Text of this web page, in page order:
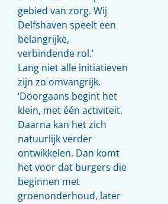
gebied van zorg. Wij
Delfshaven speelt een
belangrijke,
verbindende rol.’
Lang niet alle initiatieven
zijn zo omvangrijk.
‘Doorgaans begint het
klein, met één activiteit.
Daarna kan het zich
natuurlijk verder
ontwikkelen. Dan komt
het voor dat burgers die
beginnen met
groenonderhoud, later